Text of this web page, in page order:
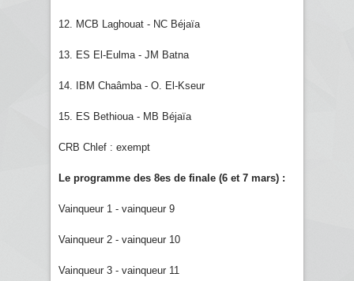
12. MCB Laghouat - NC Béjaïa
13. ES El-Eulma - JM Batna
14. IBM Chaâmba - O. El-Kseur
15. ES Bethioua - MB Béjaïa
CRB Chlef : exempt
Le programme des 8es de finale (6 et 7 mars) :
Vainqueur 1 - vainqueur 9
Vainqueur 2 - vainqueur 10
Vainqueur 3 - vainqueur 11